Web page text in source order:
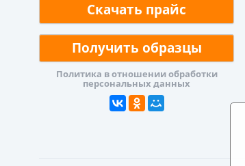
Скачать прайс
Получить образцы
Политика в отношении обработки
персональных данных